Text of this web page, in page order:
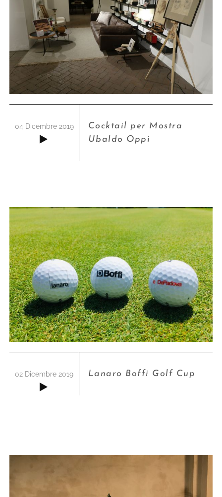
04 Dicembre 2019
Cocktail per Mostra
Ubaldo Oppi
02 Dicembre 2019 Lanaro Boffi Golf Cup